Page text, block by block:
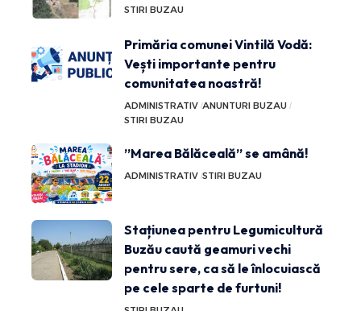
STIRI BUZAU
Primăria comunei Vintilă Vodă:
Vești importante pentru
comunitatea noastră!
ADMINISTRATIV ANUNTURI BUZAU
STIRI BUZAU
”Marea Bălăceală” se amână!
ADMINISTRATIV STIRI BUZAU
Stațiunea pentru Legumicultură
Buzău caută geamuri vechi
pentru sere, ca să le înlocuiască
pe cele sparte de furtuni!